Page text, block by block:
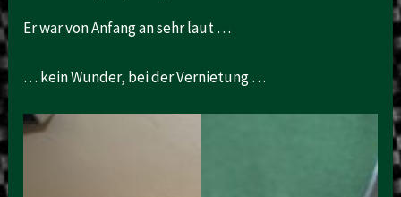
Er war von Anfang an sehr laut …
… kein Wunder, bei der Vernietung …